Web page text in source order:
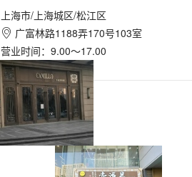
上海市/上海城区/松江区
 广富林路1188弄170号103室
营业时间：9.00～17.00